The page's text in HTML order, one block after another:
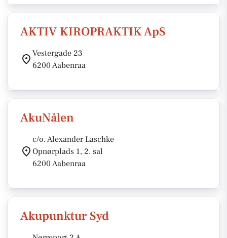
AKTIV KIROPRAKTIK ApS
Vestergade 23
6200 Aabenraa
AkuNålen
c/o. Alexander Laschke
Opnørplads 1, 2. sal
6200 Aabenraa
Akupunktur Syd